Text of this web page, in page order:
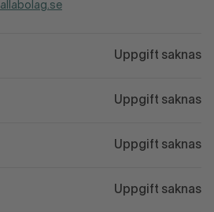
allabolag.se
Uppgift saknas
Uppgift saknas
Uppgift saknas
Uppgift saknas